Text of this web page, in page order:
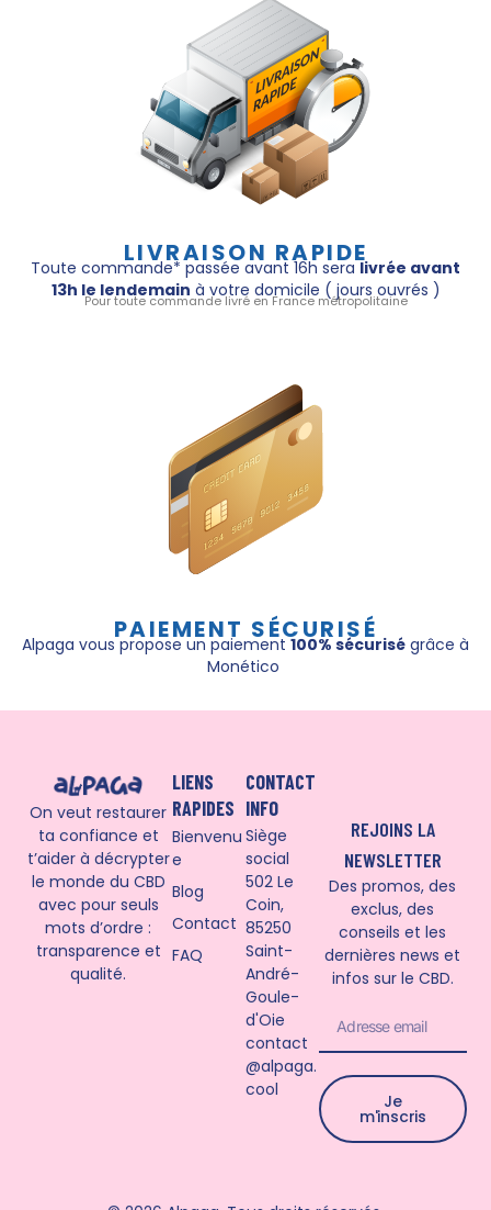
LIVRAISON RAPIDE
Toute commande* passée avant 16h seralivrée avant
13h le lendemain à votre domicile ( jours ouvrés )
Pour toute commande livré en France métropolitaine
PAIEMENT SÉCURISÉ
Alpaga vous propose un paiement100% sécurisé grâce à
Monético
On veut restaurer
ta confiance et
t’aider à décrypter
le monde du CBD
avec pour seuls
mots d’ordre :
transparence et
qualité.
%
LIENS
RAPIDES
Bienvenu
e
Blog
Contact
FAQ
CONTACT
INFO
Siège
social
502 Le
Coin,
85250
Saint-
André-
Goule-
d'Oie
contact
@alpaga.
cool
REJOINS LA
NEWSLETTER
Des promos, des
exclus, des
conseils et les
dernières news et
infos sur le CBD.
Je
m'inscris